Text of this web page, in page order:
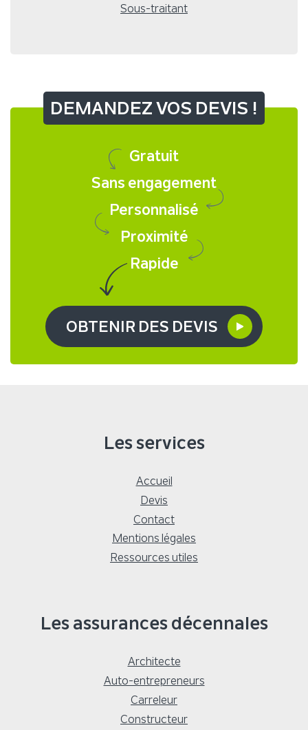
Sous-traitant
DEMANDEZ VOS DEVIS !
Gratuit
Sans engagement
Personnalisé
Proximité
Rapide
OBTENIR DES DEVIS
Les services
Accueil
Devis
Contact
Mentions légales
Ressources utiles
Les assurances décennales
Architecte
Auto-entrepreneurs
Carreleur
Constructeur